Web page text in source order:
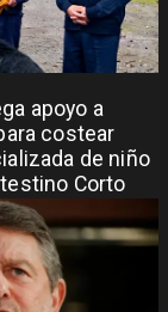
apoyo a
costear
de niño
Corto